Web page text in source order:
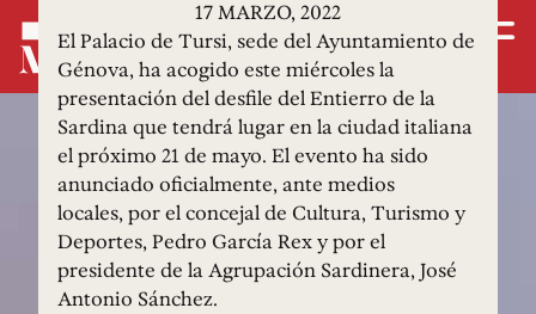
17 MARZO, 2022
El Palacio de Tursi, sede del Ayuntamiento de
Génova, ha acogido este miércoles la
presentación del desfile del Entierro de la
Sardina que tendrá lugar en la ciudad italiana
el próximo 21 de mayo. El evento ha sido
anunciado oficialmente, ante medios
locales, por el concejal de Cultura, Turismo y
Deportes, Pedro García Rex y por el
presidente de la Agrupación Sardinera, José
Antonio Sánchez.